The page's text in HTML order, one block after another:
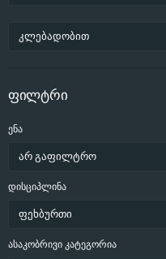
კლებადობით
ფილტრი
ენა
არ გაფილტრო
დისციპლინა
ფეხბურთი
ასაკობრივი კატეგორია